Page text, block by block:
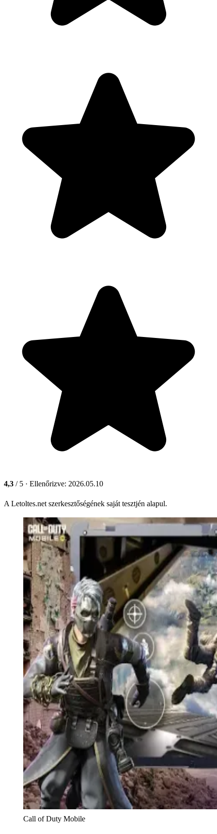
4,3 / 5 · Ellenőrizve: 2026.05.10
A Letoltes.net szerkesztőségének saját tesztjén alapul.
Call of Duty Mobile